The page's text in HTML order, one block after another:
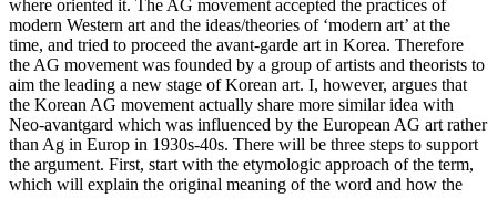
where oriented it. The AG movement accepted the practices of
modern Western art and the ideas/theories of ‘modern art’ at the
time, and tried to proceed the avant-garde art in Korea. Therefore
the AG movement was founded by a group of artists and theorists to
aim the leading a new stage of Korean art. I, however, argues that
the Korean AG movement actually share more similar idea with
Neo-avantgard which was influenced by the European AG art rather
than Ag in Europ in 1930s-40s. There will be three steps to support
the argument. First, start with the etymologic approach of the term,
which will explain the original meaning of the word and how the